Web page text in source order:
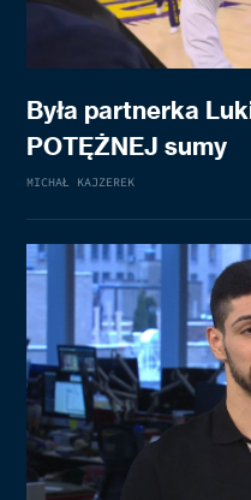
Była partnerka
POTĘŻNEJ sumy
MICHAŁ KAJZEREK